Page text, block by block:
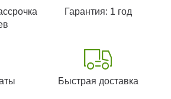
Гарантия: 1 год
Быстрая доставка